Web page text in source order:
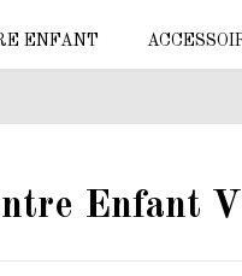
ENFANT
Enfant